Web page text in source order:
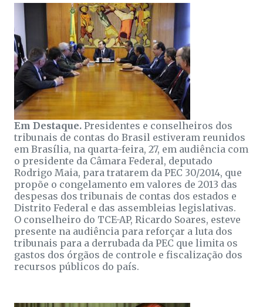
Em Destaque. Presidentes e conselheiros dos
tribunais de contas do Brasil estiveram reunidos
em Brasília, na quarta-feira, 27, em audiência com
o presidente da Câmara Federal, deputado
Rodrigo Maia, para tratarem da PEC 30/2014, que
propõe o congelamento em valores de 2013 das
despesas dos tribunais de contas dos estados e
Distrito Federal e das assembleias legislativas.
O conselheiro do TCE-AP, Ricardo Soares, esteve
presente na audiência para reforçar a luta dos
tribunais para a derrubada da PEC que limita os
gastos dos órgãos de controle e fiscalização dos
recursos públicos do país.